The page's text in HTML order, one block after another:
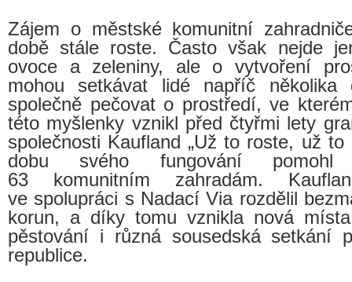
Zájem o městské komunitní
době stále roste. Často však nejde
ovoce a zeleniny, ale o vytvoření
mohou setkávat lidé napříč několika
společně pečovat o prostředí, ve
této myšlenky vznikl před čtyřmi lety
společnosti Kaufland „Už to roste, už
dobu svého fungování
63 komunitním zahradám.
ve spolupráci s Nadací Via rozdělil
korun, a díky tomu vznikla nová
pěstování i různá sousedská setkání
republice.